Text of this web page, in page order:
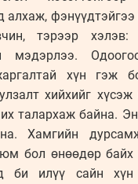
алхаж,
тэрээр хэлэв:
мэдэрлээ.
хүн гэж
хийхийг
талархаж байна.
Хамгийн
юм бол өнөөдөр
би илүү сайн хүн